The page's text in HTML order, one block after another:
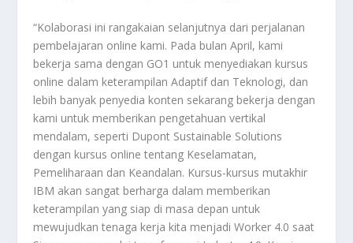
“Kolaborasi ini rangakaian selanjutnya dari perjalanan
pembelajaran online kami. Pada bulan April, kami
bekerja sama dengan GO1 untuk menyediakan kursus
online dalam keterampilan Adaptif dan Teknologi, dan
lebih banyak penyedia konten sekarang bekerja dengan
kami untuk memberikan pengetahuan vertikal
mendalam, seperti Dupont Sustainable Solutions
dengan kursus online tentang Keselamatan,
Pemeliharaan dan Keandalan. Kursus-kursus mutakhir
IBM akan sangat berharga dalam memberikan
keterampilan yang siap di masa depan untuk
mewujudkan tenaga kerja kita menjadi Worker 4.0 saat